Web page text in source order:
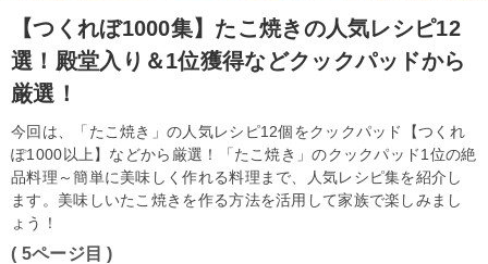
【つくれぼ1000集】たこ焼きの人気レシピ12
選！殿堂入り＆1位獲得などクックパッドから
厳選！
今回は、「たこ焼き」の人気レシピ12個をクックパッド【つくれ
ぽ1000以上】などから厳選！「たこ焼き」のクックパッド1位の絶
品料理～簡単に美味しく作れる料理まで、人気レシピ集を紹介し
ます。美味しいたこ焼きを作る方法を活用して家族で楽しみまし
ょう！
( 5ページ目 )